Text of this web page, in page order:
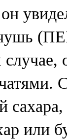
чушь
или